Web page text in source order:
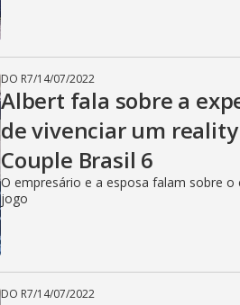
DO R7/14/07/2022
Albert fala sobre a
de vivenciar um
Couple Brasil 6
O empresário e a esposa falam sobre o
jogo
DO R7/14/07/2022